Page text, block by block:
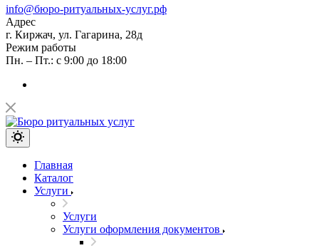
info@бюро-ритуальных-услуг.рф
Адрес
г. Киржач, ул. Гагарина, 28д
Режим работы
Пн. – Пт.: с 9:00 до 18:00
Главная
Каталог
Услуги
Услуги
Услуги оформления документов